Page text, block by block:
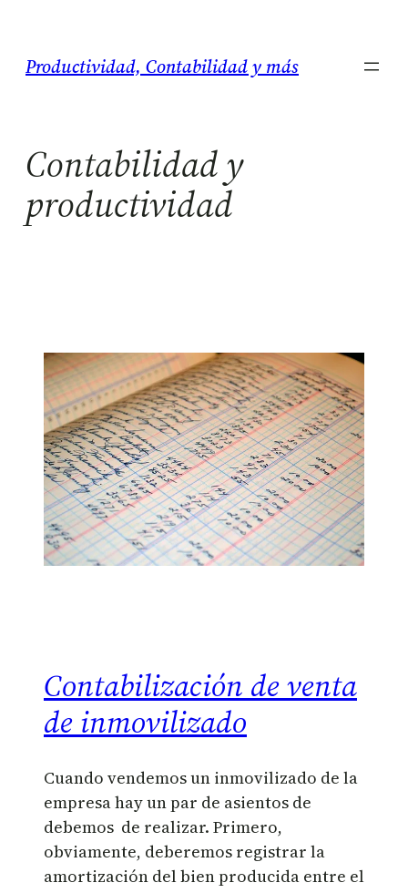
contenido
Productividad, Contabilidad y más
Contabilidad y
productividad
Contabilización de venta
de inmovilizado
Cuando vendemos un inmovilizado de la
empresa hay un par de asientos de
debemos de realizar. Primero,
obviamente, deberemos registrar la
amortización del bien producida entre el